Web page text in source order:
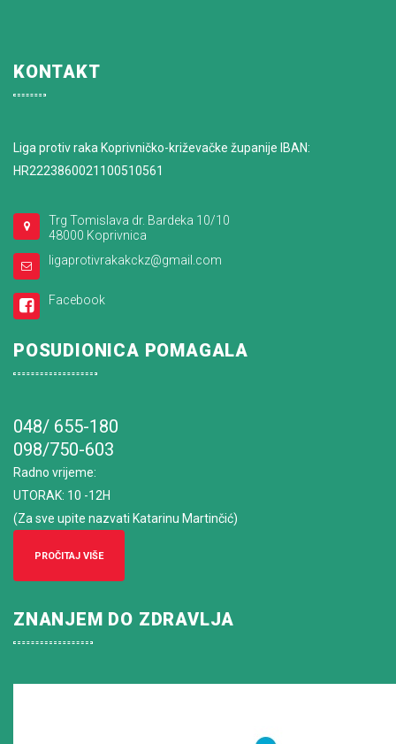
KONTAKT
Liga protiv raka Koprivničko-križevačke županije IBAN:
HR2223860021100510561
Trg Tomislava dr. Bardeka 10/10
48000 Koprivnica
ligaprotivrakakckz@gmail.com
Facebook
POSUDIONICA POMAGALA
048/ 655-180
098/750-603
Radno vrijeme:
UTORAK: 10 -12H
(Za sve upite nazvati Katarinu Martinčić)
PROČITAJ VIŠE
ZNANJEM DO ZDRAVLJA